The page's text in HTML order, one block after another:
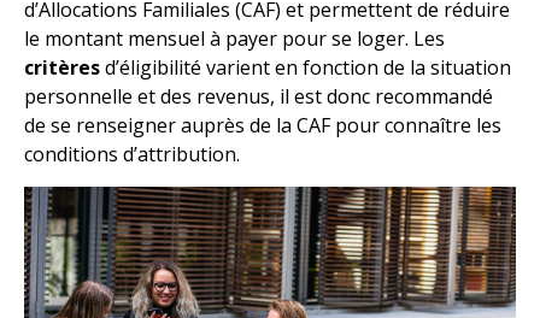
d’Allocations Familiales (CAF) et permettent de réduire
le montant mensuel à payer pour se loger. Les
critèresd’éligibilité varient en fonction de la situation
personnelle et des revenus, il est donc recommandé
de se renseigner auprès de la CAF pour connaître les
conditions d’attribution.